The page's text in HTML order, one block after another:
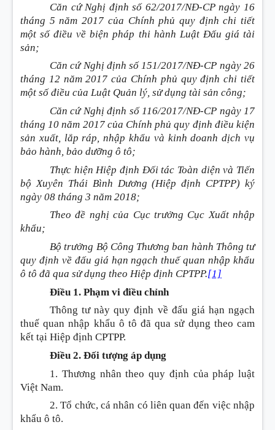
Căn cứ Nghị định số 62/2017/NĐ-CP ngày 16
tháng 5 năm 2017 của Chính phủ quy định chi tiết
một số điều về biện pháp thi hành Luật Đấu giá tài
sản;
Căn cứ Nghị định số 151/2017/NĐ-CP ngày 26
tháng 12 năm 2017 của Chính phủ quy định chi tiết
một số điều của Luật Quản lý, sử dụng tài sản công;
Căn cứ Nghị định số 116/2017/NĐ-CP ngày 17
tháng 10 năm 2017 của Chính phủ quy định điều kiện
sản xuất, lắp ráp, nhập khẩu và kinh doanh dịch vụ
bảo hành, bảo dưỡng ô tô;
Thực hiện Hiệp định Đối tác Toàn diện và Tiến
bộ Xuyên Thái Bình Dương(Hiệp định CPTPP) ký
ngày 08 tháng 3 năm 2018;
Theo đề nghị của Cục trưởng Cục Xuất nhập
khẩu;
Bộ trưởng Bộ Công Thương ban hành Thông tư
quy định về đấu giá hạn ngạch thuế quan nhập khẩu
ô tô đã qua sử dụng theo Hiệp định CPTPP.[1]
Điều 1. Phạm vi điều chỉnh
Thông tư này quy định về đấu giá hạn ngạch
thuế quan nhập khẩu ô tô đã qua sử dụng theo cam
kết tại Hiệp định CPTPP.
Điều 2. Đối tượng áp dụng
1. Thương nhân theo quy định của pháp luật
Việt Nam.
2. Tổ chức, cá nhân có liên quan đến việc nhập
khẩu ô tô.